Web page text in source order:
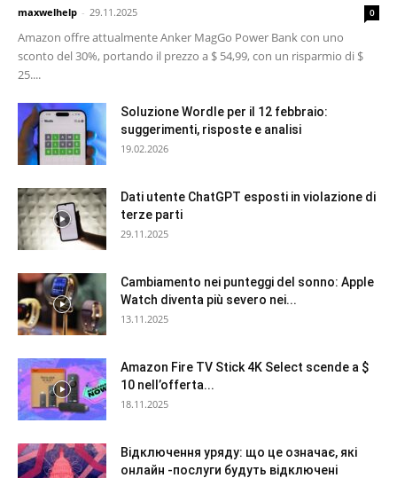
maxwelhelp - 29.11.2025 0
Amazon offre attualmente Anker MagGo Power Bank con uno
sconto del 30%, portando il prezzo a $ 54,99, con un risparmio di $
25....
Soluzione Wordle per il 12 febbraio:
suggerimenti, risposte e analisi
19.02.2026
Dati utente ChatGPT esposti in violazione di
terze parti
29.11.2025
Cambiamento nei punteggi del sonno: Apple
Watch diventa più severo nei...
13.11.2025
Amazon Fire TV Stick 4K Select scende a $
10 nell’offerta...
18.11.2025
Відключення уряду: що це означає, які
онлайн -послуги будуть відключені